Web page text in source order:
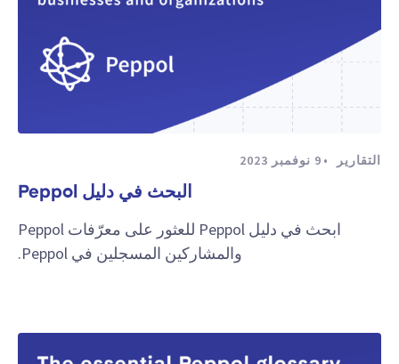
التقارير 9 نوفمبر 2023
البحث في دليل Peppol
ابحث في دليل Peppol للعثور على معرّفات Peppol
والمشاركين المسجلين في Peppol.